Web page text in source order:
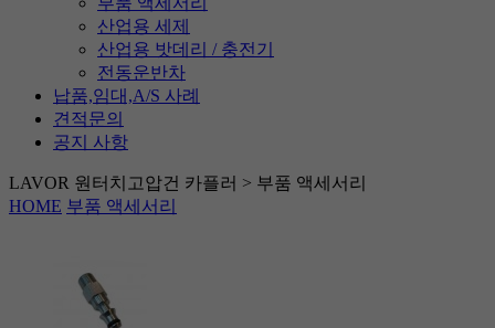
산업용 세제
산업용 밧데리 / 충전기
전동운반차
납품,임대,A/S 사례
견적문의
공지 사항
LAVOR 원터치고압건 카플러 > 부품 액세서리
HOME 부품 액세서리